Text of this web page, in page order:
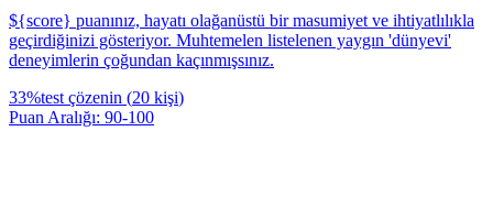
${score} puanınız, hayatı olağanüstü bir masumiyet ve ihtiyatlılıkla
geçirdiğinizi gösteriyor. Muhtemelen listelenen yaygın 'dünyevi'
deneyimlerin çoğundan kaçınmışsınız.
33%test çözenin (20 kişi)
Puan Aralığı: 90-100